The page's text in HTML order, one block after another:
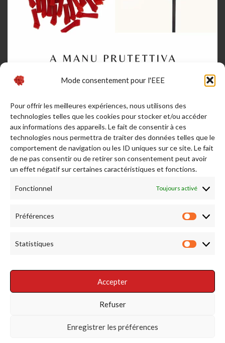
Mode consentement pour l'EEE
Pour offrir les meilleures expériences, nous utilisons des
technologies telles que les cookies pour stocker et/ou accéder
aux informations des appareils. Le fait de consentir à ces
technologies nous permettra de traiter des données telles que le
comportement de navigation ou les ID uniques sur ce site. Le fait
de ne pas consentir ou de retirer son consentement peut avoir
un effet négatif sur certaines caractéristiques et fonctions.
Fonctionnel Toujours activé
Préférences
Statistiques
Accepter
Refuser
Enregistrer les préférences
Afficher plus... Suivez-nous sur Instagram
RÉSEAUX SOCIAUX